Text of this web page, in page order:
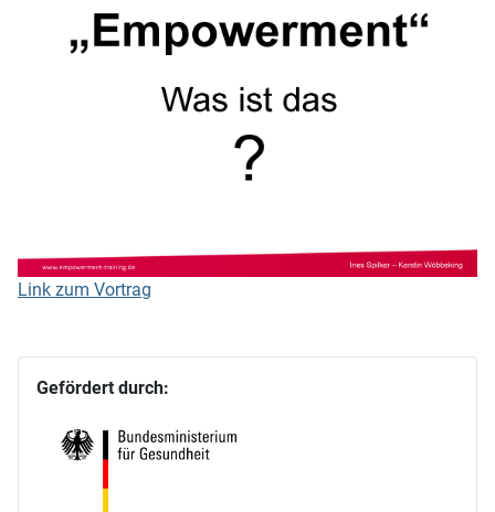
Link zum Vortrag
Gefördert durch: